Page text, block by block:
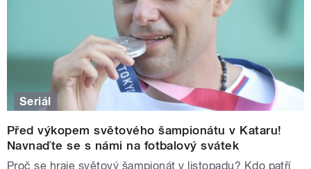
Seriál
Před výkopem světového šampionátu v Kataru!
Navnaďte se s námi na fotbalový svátek
Proč se hraje světový šampionát v listopadu? Kdo patří